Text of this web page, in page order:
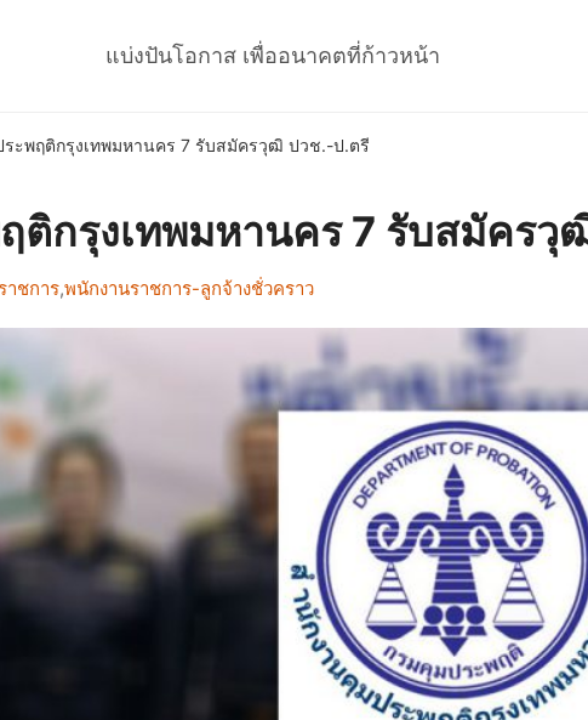
แบ่งปันโอกาส เพื่ออนาคตที่ก้าวหน้า
ะพฤติกรุงเทพมหานคร 7 รับสมัครวุฒิ ปวช.-ป.ตรี
ติกรุงเทพมหานคร 7 รับสมัคร
าชการ,พนักงานราชการ-ลูกจ้างชั่วคราว